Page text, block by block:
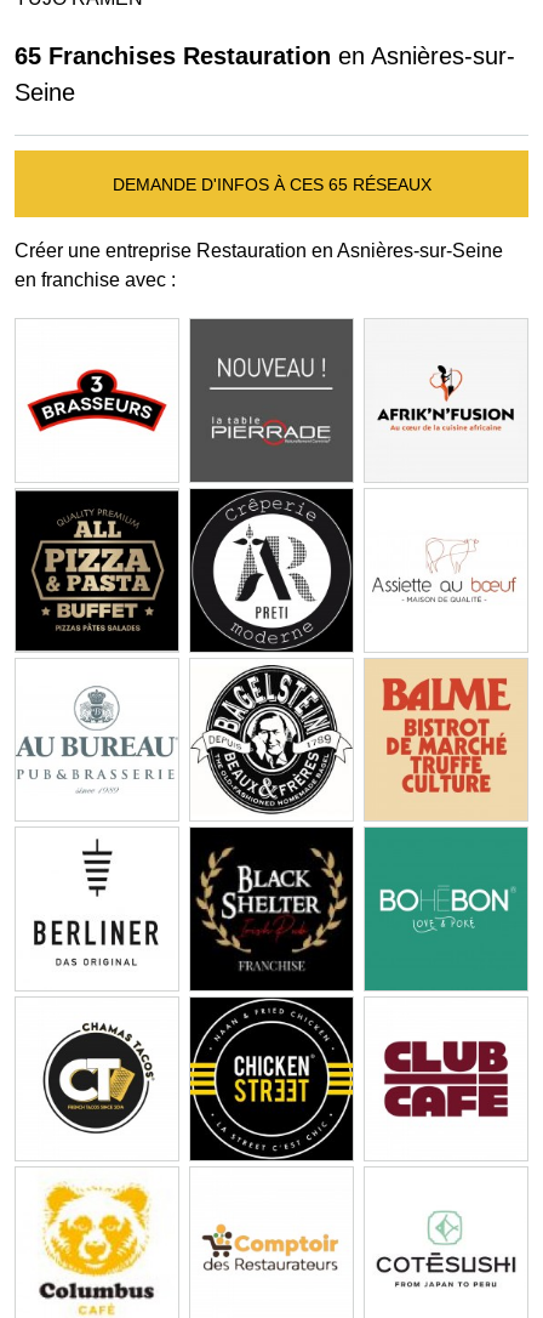
65 Franchises Restauration en Asnières-sur-
Seine
DEMANDE D'INFOS À CES 65 RÉSEAUX
Créer une entreprise Restauration en Asnières-sur-Seine
en franchise avec :